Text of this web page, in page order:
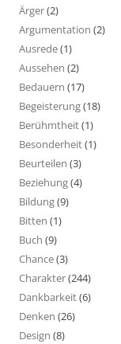
Ärger(2)
Argumentation (2)
Ausrede(1)
Aussehen (2)
Bedauern (17)
Begeisterung(18)
Berühmtheit(1)
Besonderheit(1)
Beurteilen (3)
Beziehung(4)
Bildung(9)
Bitten (1)
Buch (9)
Chance(3)
Charakter(244)
Dankbarkeit(6)
Denken (26)
Design (8)